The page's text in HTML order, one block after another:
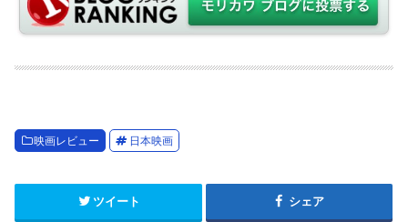
映画レビュー 日本映画
ツイート シェア